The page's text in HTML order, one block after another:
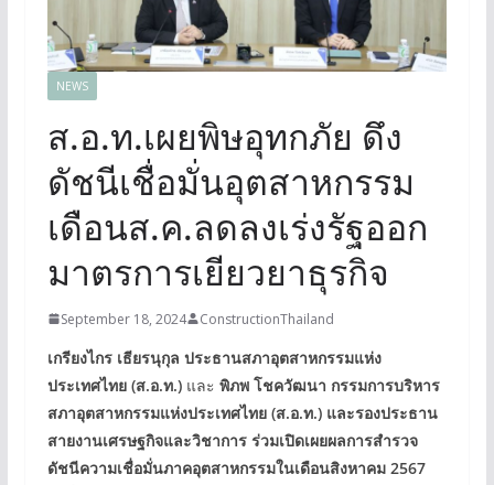
NEWS
ส.อ.ท.เผยพิษอุทกภัย ดึง
ดัชนีเชื่อมั่นอุตสาหกรรม
เดือนส.ค.ลดลงเร่งรัฐออก
มาตรการเยียวยาธุรกิจ
September 18, 2024 ConstructionThailand
เกรียงไกร เธียรนุกุล ประธานสภาอุตสาหกรรมแห่ง
ประเทศไทย (ส.อ.ท.) และ พิภพ โชควัฒนา กรรมการบริหาร
สภาอุตสาหกรรมแห่งประเทศไทย (ส.อ.ท.) และรองประธาน
สายงานเศรษฐกิจและวิชาการ ร่วมเปิดเผยผลการสำรวจ
ดัชนีความเชื่อมั่นภาคอุตสาหกรรมในเดือนสิงหาคม 2567